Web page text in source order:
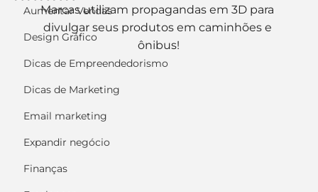
Aumentar Vendas
Design Gráfico
Dicas de Empreendedorismo
Dicas de Marketing
Email marketing
Expandir negócio
Finanças
Marcas utilizam propagandas em 3D para
divulgar seus produtos em caminhões e
ônibus!